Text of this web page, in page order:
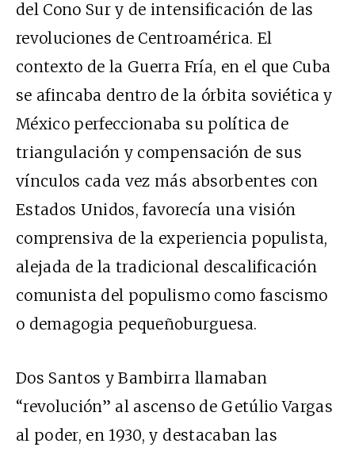
del Cono Sur y de intensificación de las
revoluciones de Centroamérica. El
contexto de la Guerra Fría, en el que Cuba
se afincaba dentro de la órbita soviética y
México perfeccionaba su política de
triangulación y compensación de sus
vínculos cada vez más absorbentes con
Estados Unidos, favorecía una visión
comprensiva de la experiencia populista,
alejada de la tradicional descalificación
comunista del populismo como fascismo
o demagogia pequeñoburguesa.
Dos Santos y Bambirra llamaban
“revolución” al ascenso de Getúlio Vargas
al poder, en 1930, y destacaban las